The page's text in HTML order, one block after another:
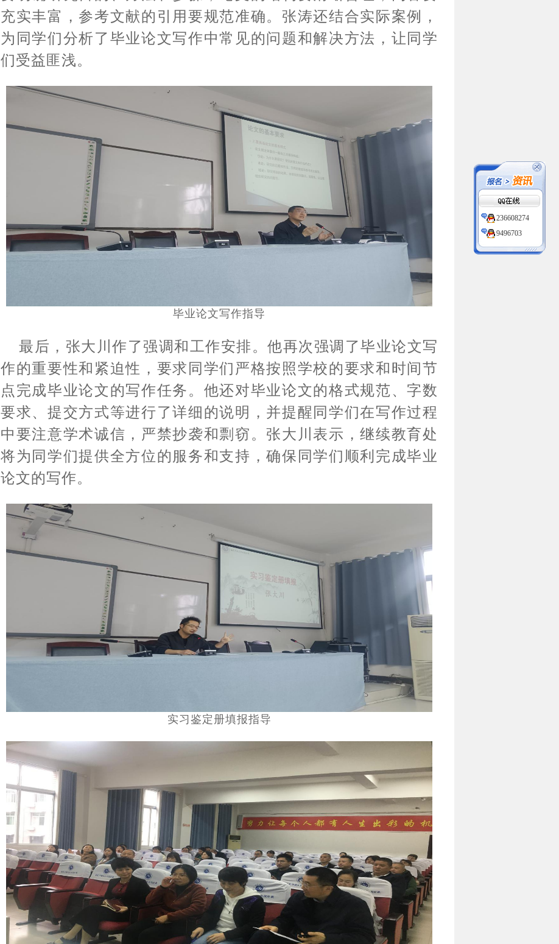
充实丰富，参考文献的引用要规范准确。张涛还结合实际案例，
为同学们分析了毕业论文写作中常见的问题和解决方法，让同学
们受益匪浅。
毕业论文写作指导
最后，张大川作了强调和工作安排。他再次强调了毕业论文写
作的重要性和紧迫性，要求同学们严格按照学校的要求和时间节
点完成毕业论文的写作任务。他还对毕业论文的格式规范、字数
要求、提交方式等进行了详细的说明，并提醒同学们在写作过程
中要注意学术诚信，严禁抄袭和剽窃。张大川表示，继续教育处
将为同学们提供全方位的服务和支持，确保同学们顺利完成毕业
论文的写作。
实习鉴定册填报指导
236608274
9496703
236608274